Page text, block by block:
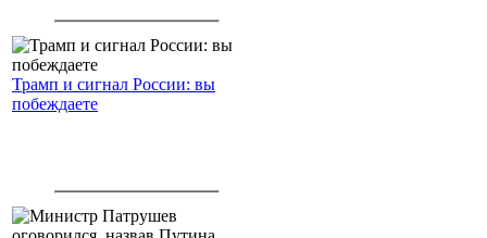
Трамп и сигнал России: вы
побеждаете